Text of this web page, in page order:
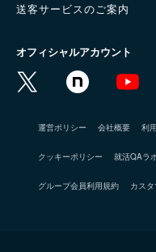
送客サービスのご案内
オフィシャルアカウント
運営ポリシー 会社概要 利
クッキーポリシー 就活QAラ
グループ会員利用規約 カス